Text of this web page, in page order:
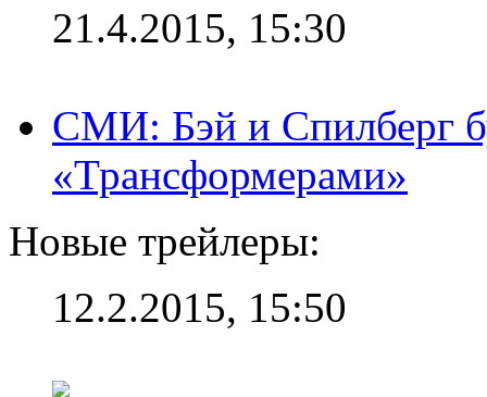
21.4.2015, 15:30
СМИ: Бэй и Спилберг
«Трансформерами»
Новые трейлеры:
12.2.2015, 15:50